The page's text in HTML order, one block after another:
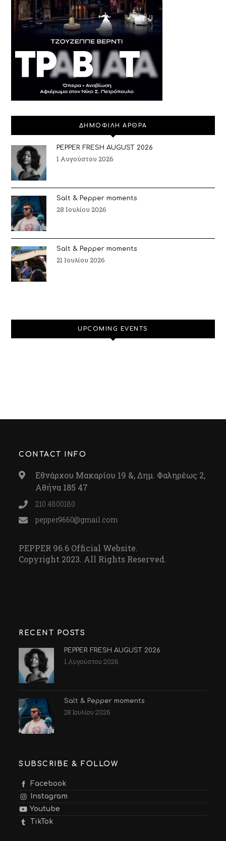
ΔΗΜΟΦΙΛΗ ΑΡΘΡΑ
PEPPER FRESH AUGUST 2026
1 Αυγούστου 2026
Salt & Pepper moments
28 Ιουλίου 2026
Salt & Pepper moments
21 Ιουλίου 2026
UPCOMING EVENTS
CONTACT INFO
Εθνάρχου Μακαρίου 19 &, Δημ. Φαληρέως 2,
Αθήνα 185 47
210 4800180
pepper9660@gmail.com
PEPPER 96.6 Official Website.
Copyright 2023. All Rights Reserved.
RECENT POSTS
PEPPER FRESH AUGUST 2026
1 Αυγούστου 2026
Salt & Pepper moments
28 Ιουλίου 2026
SUBSCRIBE & FOLLOW
Facebook
Instagram
Youtube
TikTok